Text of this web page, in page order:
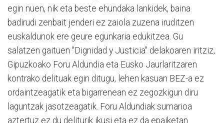
egin nuen, nik eta beste ehundaka lankidek, baina
badirudi zenbait jenderi ez zaiola zuzena iruditzen
euskaldunok ere geure egunkaria edukitzea. Gu
salatzen gaituen "Dignidad y Justicia" delakoaren iritziz,
Gipuzkoako Foru Aldundia eta Eusko Jaurlaritzaren
kontrako delituak egin ditugu, lehen kasuan BEZ-a ez
ordaintzeagatik eta bigarrenean ez zegozkigun diru
laguntzak jasotzeagatik. Foru Aldundiak sumarioa
aztertuz ez du deliturik ikusi eta ez da epaiketan